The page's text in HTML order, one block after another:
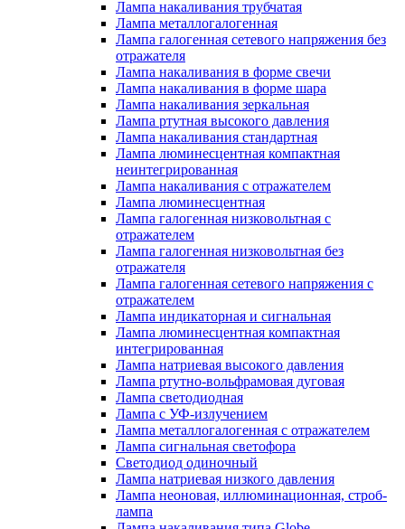
Лампа накаливания трубчатая
Лампа металлогалогенная
Лампа галогенная сетевого напряжения без
отражателя
Лампа накаливания в форме свечи
Лампа накаливания в форме шара
Лампа накаливания зеркальная
Лампа ртутная высокого давления
Лампа накаливания стандартная
Лампа люминесцентная компактная
неинтегрированная
Лампа накаливания с отражателем
Лампа люминесцентная
Лампа галогенная низковольтная с
отражателем
Лампа галогенная низковольтная без
отражателя
Лампа галогенная сетевого напряжения с
отражателем
Лампа индикаторная и сигнальная
Лампа люминесцентная компактная
интегрированная
Лампа натриевая высокого давления
Лампа ртутно-вольфрамовая дуговая
Лампа светодиодная
Лампа с УФ-излучением
Лампа металлогалогенная с отражателем
Лампа сигнальная светофора
Светодиод одиночный
Лампа натриевая низкого давления
Лампа неоновая, иллюминационная, строб-
лампа